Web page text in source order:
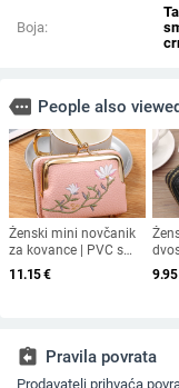
Boja:
more People also
Ženski mini novčanik
za kovance | PVC s
cvjetnim uzorkom,
ultralegki, dvostruki
11.15€
assignment_return Pravila povrata
Prodavatelj prihvaća